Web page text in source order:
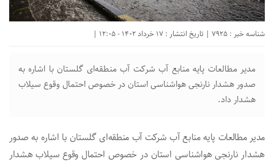
شناسه خبر : 7925 | تاریخ انتشار : 17 خرداد 1402 - 12:05 |
مدیر مطالعات پایه منابع آب شرکت آب منطقه‌ای گلستان با اشاره به
صدور هشدار نارنجی هواشناسی استان در خصوص احتمال وقوع سیلاب
هشدار داد.
مدیر مطالعات پایه منابع آب شرکت آب منطقه‌ای گلستان با اشاره به صدور
هشدار نارنجی هواشناسی استان در خصوص احتمال وقوع سیلاب هشدار